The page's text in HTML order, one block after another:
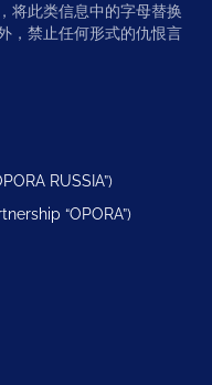
将此类信息中的字母替换
，禁止任何形式的仇恨言
RUSSIA”)
“OPORA”)